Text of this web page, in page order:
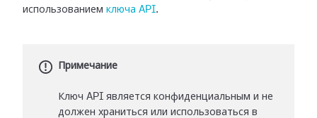
использованием ключа API.
Примечание
Ключ API является конфиденциальным и не
должен храниться или использоваться в